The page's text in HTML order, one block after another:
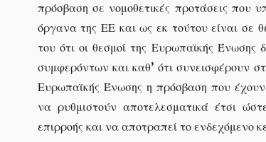
πρόσβαση σε νομοθετικές προτάσεις που
όργανα της ΕΕ και ως εκ τούτου είναι σε
του ότι οι θεσμοί της Ευρωπαϊκής Ένωσης
συμφερόντων και καθ’ ότι συνεισφέρουν
Ευρωπαϊκής Ένωσης η πρόσβαση που
να ρυθμιστούν αποτελεσματικά έτσι
επιρροής και να αποτραπεί το ενδεχόμενο